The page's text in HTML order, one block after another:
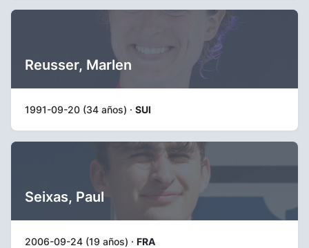
Reusser, Marlen
1991-09-20 (34 años) · SUI
Seixas, Paul
2006-09-24 (19 años) · FRA